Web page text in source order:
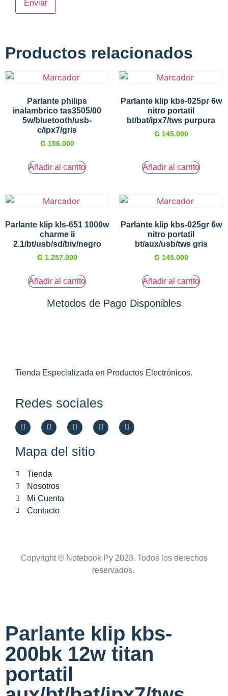
Productos relacionados
Parlante philips
inalambrico tas3505/00
5w/bluetooth/usb-
c/ipx7/gris
₲ 156.000
Añadir al carrito
Parlante klip kbs-025pr 6w
nitro portatil
bt/bat/ipx7/tws purpura
₲ 145.000
Añadir al carrito
Parlante klip kls-651 1000w
charme ii
2.1/bt/usb/sd/biv/negro
₲ 1.257.000
Añadir al carrito
Parlante klip kbs-025gr 6w
nitro portatil
bt/aux/usb/tws gris
₲ 145.000
Añadir al carrito
Metodos de Pago Disponibles
Tienda Especializada en Productos Electrónicos.
Redes sociales
Mapa del sitio
Tienda
Nosotros
Mi Cuenta
Contacto
Copyright © Notebook Py 2023. Todos los derechos
reservados.
Parlante klip kbs-
200bk 12w titan
portatil